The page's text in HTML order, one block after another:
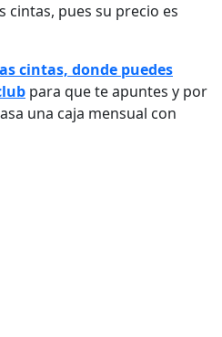
cintas, pues su precio es
cintas, donde puedes
para que te apuntes y por
una caja mensual con